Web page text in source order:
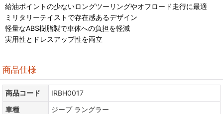
給油ポイントの少ないロングツーリングやオフロード走行に最適
ミリタリーテイストで存在感あるデザイン
軽量なABS樹脂製で車体への負担を軽減
実用性とドレスアップ性を両立
商品仕様
商品コード
IRBH0017
車種
ジープ ラングラー